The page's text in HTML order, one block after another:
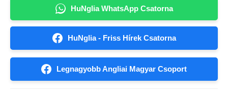
HuNglia WhatsApp Csatorna
HuNglia - Friss Hírek Csatorna
Legnagyobb Angliai Magyar Csoport